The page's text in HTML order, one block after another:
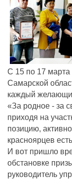
С 15 по 17 марта
Самарской
каждый
«За родное - за
приходя на
позицию,
красноярцев
И вот пришло
обстановке
руководитель